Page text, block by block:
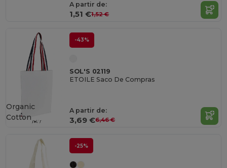
A partir de:
1,51 €1,52 €
-43%
SOL'S 02119
ETOILE Saco De Compras
A partir de:
3,69 €6,46 €
Organic
Cotton
-25%